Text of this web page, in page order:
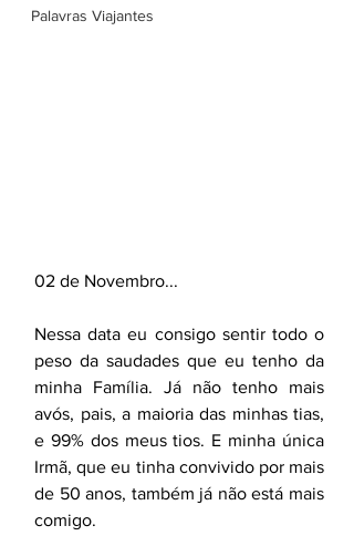
Palavras Viajantes
02 de Novembro...
Nessa data eu consigo sentir todo o
peso da saudades que eu tenho da
minha Família. Já não tenho mais
avós, pais, a maioria das minhas tias,
e 99% dos meus tios. E minha única
Irmã, que eu tinha convivido por mais
de 50 anos, também já não está mais
comigo.